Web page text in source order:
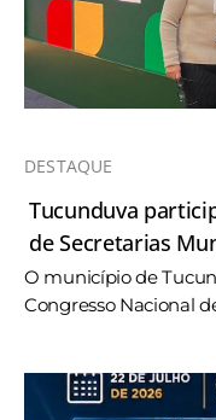
DESTAQUE
Tucunduva
de Secretarias
O município de
Congresso Nacional